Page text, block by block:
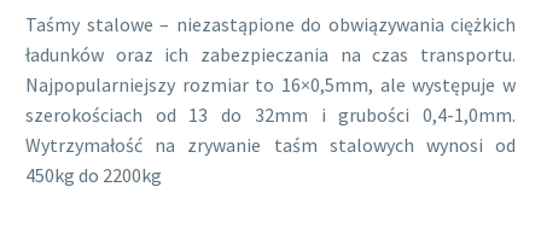
Taśmy stalowe – niezastąpione do obwiązywania ciężkich
ładunków oraz ich zabezpieczania na czas transportu.
Najpopularniejszy rozmiar to 16×0,5mm, ale występuje w
szerokościach od 13 do 32mm i grubości 0,4-1,0mm.
Wytrzymałość na zrywanie taśm stalowych wynosi od
450kg do 2200kg